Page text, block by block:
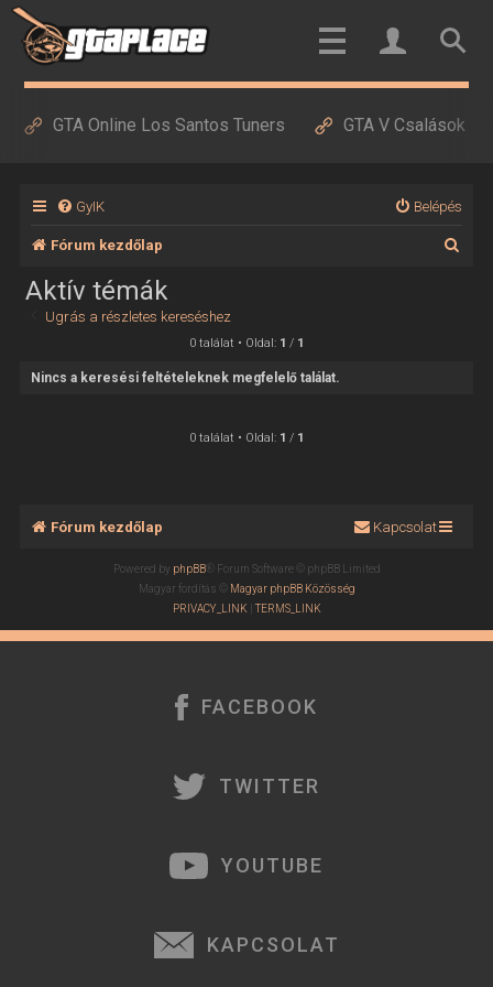
GTA Online Los Santos Tuners GTA V Csalások
GyIK Belépés
Fórum kezdőlap
Aktív témák
Ugrás a részletes kereséshez
0 találat • Oldal: 1 / 1
Nincs a keresési feltételeknek megfelelő találat.
0 találat • Oldal: 1 / 1
Fórum kezdőlap Kapcsolat
Powered by phpBB® Forum Software © phpBB Limited
Magyar fordítás ©
Magyar phpBB Közösség
PRIVACY_LINK| TERMS_LINK
FACEBOOK
TWITTER
YOUTUBE
KAPCSOLAT